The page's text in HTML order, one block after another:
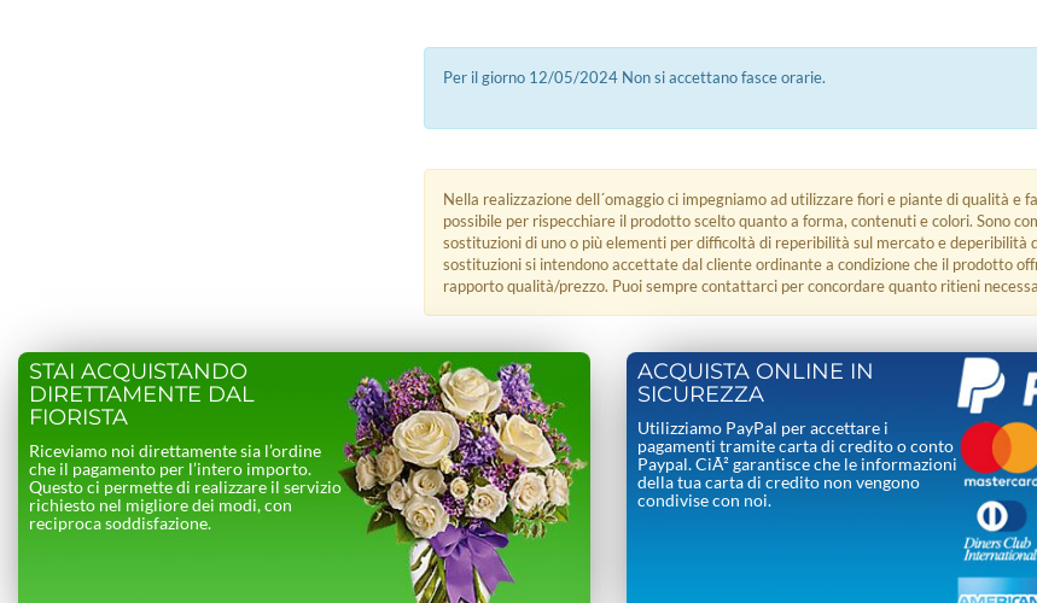
Per il giorno 12/05/2024 Non si accettano fasce orarie.
Nella realizzazione dell´omaggio ci impegniamo ad utilizzare fiori e piante di qualità e
possibile per rispecchiare il prodotto scelto quanto a forma, contenuti e colori. Sono
sostituzioni di uno o più elementi per difficoltà di reperibilità sul mercato e deperibilità
sostituzioni si intendono accettate dal cliente ordinante a condizione che il prodotto
rapporto qualità/prezzo. Puoi sempre contattarci per concordare quanto ritieni
STAI ACQUISTANDO
DIRETTAMENTE DAL
FIORISTA
Riceviamo noi direttamente sia l’ordine
che il pagamento per l’intero importo.
Questo ci permette di realizzare il servizio
richiesto nel migliore dei modi, con
reciproca soddisfazione.
ACQUISTA ONLINE IN
SICUREZZA
Utilizziamo PayPal per accettare i
pagamenti tramite carta di credito o conto
Paypal. CiÃ² garantisce che le informazioni
della tua carta di credito non vengono
condivise con noi.